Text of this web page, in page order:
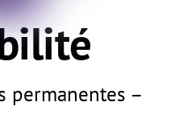
permanentes –